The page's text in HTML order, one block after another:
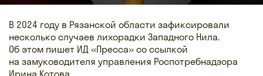
В 2024 году в Рязанской области зафиксировали
несколько случаев лихорадки Западного Нила.
Об этом пишет ИД «Пресса» со ссылкой
на замуководителя управления Роспотребнадзора
Ирина Котова.